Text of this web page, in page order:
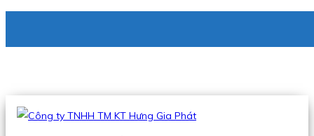
Hotline:0938 336 079